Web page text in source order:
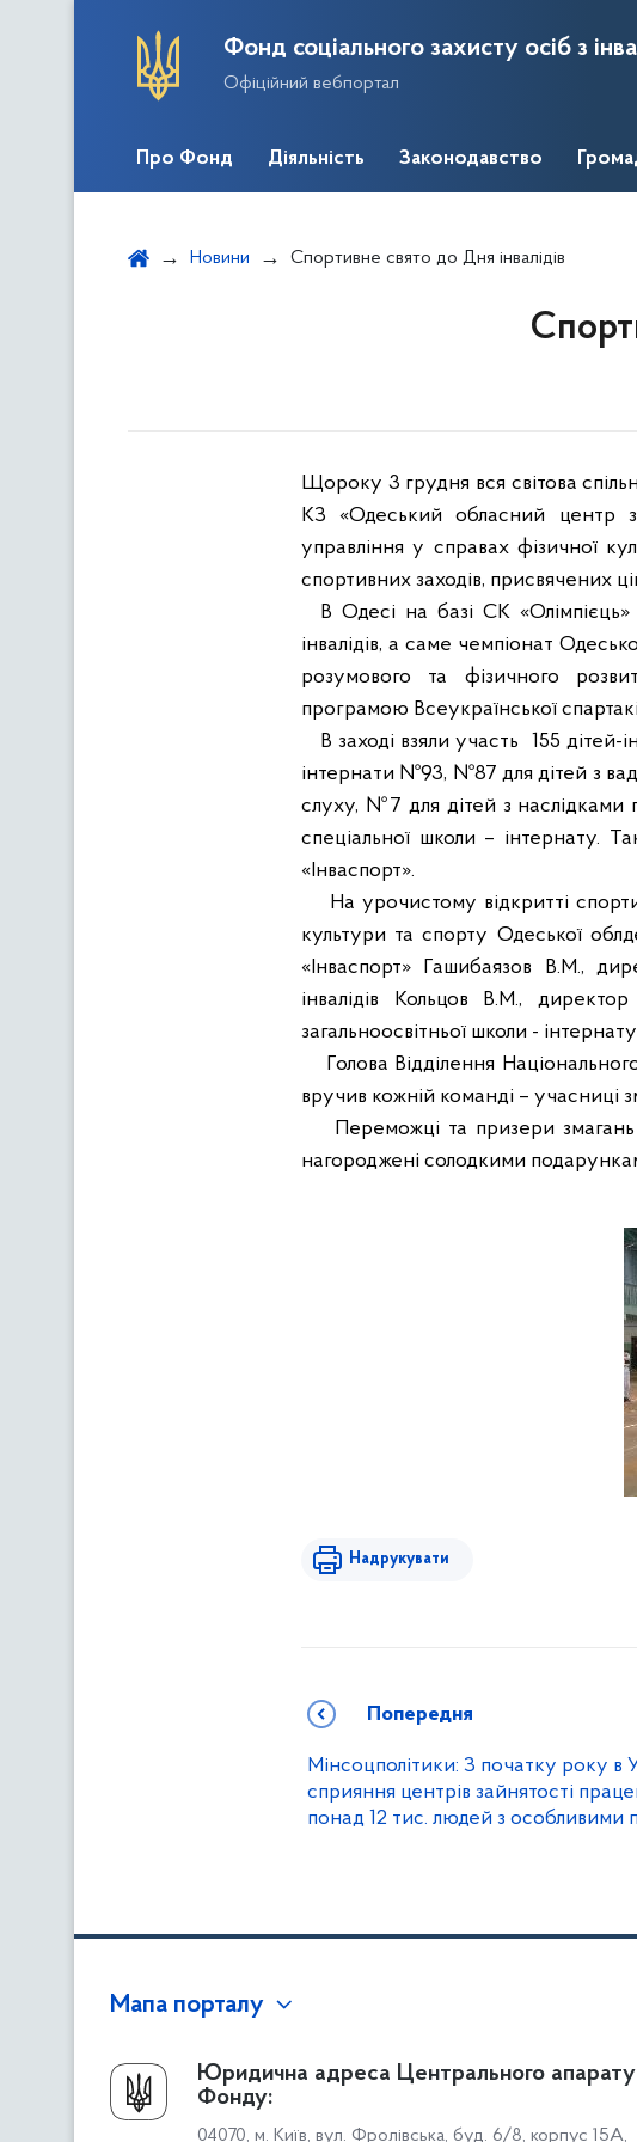
Фонд соціального захисту осіб з
Офіційний вебпортал
Про Фонд Діяльність Законодавство
Новини Спортивне свято до Дня інвалідів
Щороку 3 грудня вся світова
КЗ «Одеський обласний центр з
управління у справах фізичної
спортивних заходів, присвячених
В Одесі на базі СК
інвалідів, а саме чемпіонат
розумового та фізичного
програмою Всеукраїнської
В заході взяли участь
155 дітей-
інтернати №93, №87 для дітей з
слуху, №7 для дітей з наслідками
спеціальної школи – інтернату.
«Інваспорт».
На урочистому відкритті
культури та спорту Одеської
«Інваспорт» Гашибаязов В.М.,
інвалідів Кольцов В.М.,
загальноосвітньої школи -
Голова Відділення
вручив кожній команді – учасниці
Переможці та призери
нагороджені солодкими
Надрукувати
Попередня
Мінсоцполітики: З початку року в
сприяння центрів зайнятості
понад 12 тис. людей з особливими
Мапа порталу
Про Фонд
Керівництво
Доступ
Юридична адреса Центрального апарату
Фонду:
04070, м. Київ, вул. Фролівська, буд. 6/8, корпус 15А,